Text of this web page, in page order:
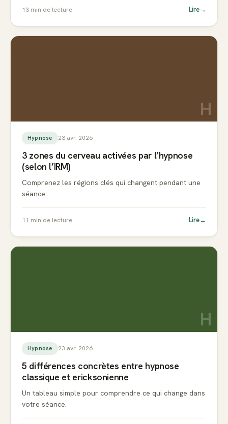
13 min de lecture Lire→
H
Hypnose 23 avr. 2026
3 zones du cerveau activées par l’hypnose
(selon l’IRM)
Comprenez les régions clés qui changent pendant une
séance.
11 min de lecture Lire→
H
Hypnose 23 avr. 2026
5 différences concrètes entre hypnose
classique et ericksonienne
Un tableau simple pour comprendre ce qui change dans
votre séance.